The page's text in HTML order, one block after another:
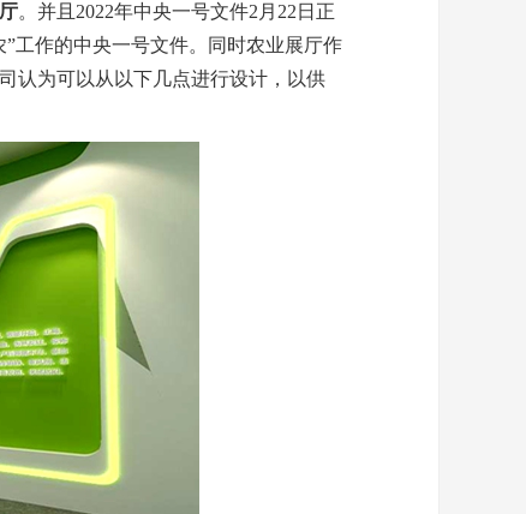
。并且 2022年中央一号文件2月22日正
工作的中央一号文件。同时农业展厅作
认为可以从以下几点进行设计，以供